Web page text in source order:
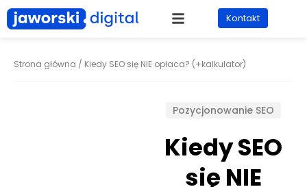
Kontakt
Strona główna / Kiedy SEO się NIE opłaca? (+kalkulator)
Pozycjonowanie SEO
Kiedy SEO
się NIE